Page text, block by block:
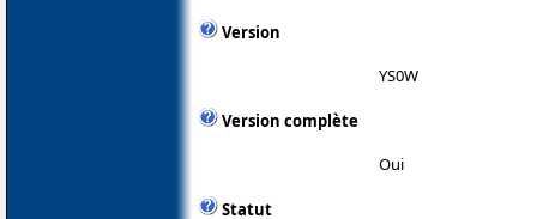
Version
YS0W
Version complète
Oui
Statut